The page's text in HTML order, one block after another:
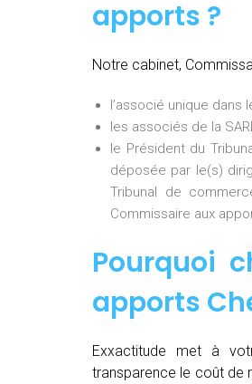
apports ?
Notre cabinet,
l’associé unique dans
les associés de la
le Président du
déposée par le(s)
Tribunal de
Commissaire aux
Pourquoi
apports
Exxactitude met à
transparence le coût de